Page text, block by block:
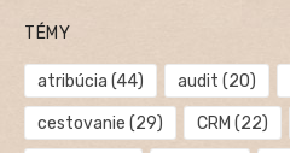
TÉMY
atribúcia (44) audit (20)
cestovanie (29) CRM (22)